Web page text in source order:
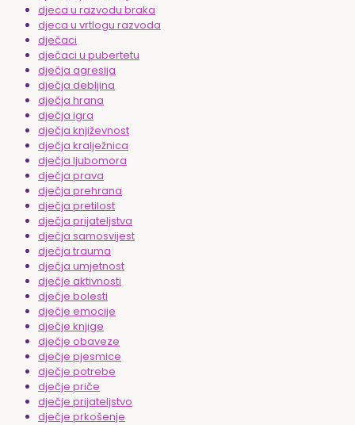
djeca u razvodu braka
djeca u vrtlogu razvoda
dječaci
dječaci u pubertetu
dječja agresija
dječja debljina
dječja hrana
dječja igra
dječja književnost
dječja kralježnica
dječja ljubomora
dječja prava
dječja prehrana
dječja pretilost
dječja prijateljstva
dječja samosvijest
dječja trauma
dječja umjetnost
dječje aktivnosti
dječje bolesti
dječje emocije
dječje knjige
dječje obaveze
dječje pjesmice
dječje potrebe
dječje priče
dječje prijateljstvo
dječje prkošenje